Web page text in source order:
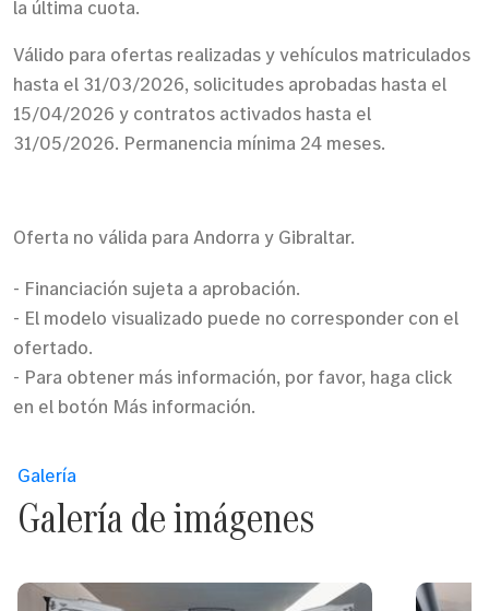
la última cuota.
Válido para ofertas realizadas y vehículos matriculados
hasta el 31/03/2026, solicitudes aprobadas hasta el
15/04/2026 y contratos activados hasta el
31/05/2026. Permanencia mínima 24 meses.
Oferta no válida para Andorra y Gibraltar.
- Financiación sujeta a aprobación.
- El modelo visualizado puede no corresponder con el
ofertado.
- Para obtener más información, por favor, haga click
en el botón Más información.
Galería
Galería de imágenes